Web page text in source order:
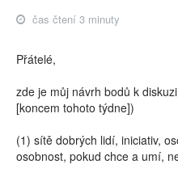
čas čtení 3 minuty
Přátelé,
zde je můj návrh bodů k
[koncem tohoto týdne])
(1) sítě dobrých lidí, iniciativ,
osobnost, pokud chce a umí,